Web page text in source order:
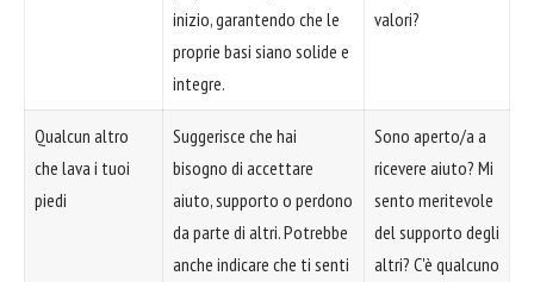
inizio, garantendo che le
proprie basi siano solide e
integre.
valori?
Qualcun altro
che lava i tuoi
piedi
Suggerisce che hai
bisogno di accettare
aiuto, supporto o perdono
da parte di altri. Potrebbe
anche indicare che ti senti
Sono aperto/a a
ricevere aiuto? Mi
sento meritevole
del supporto degli
altri? C'è qualcuno